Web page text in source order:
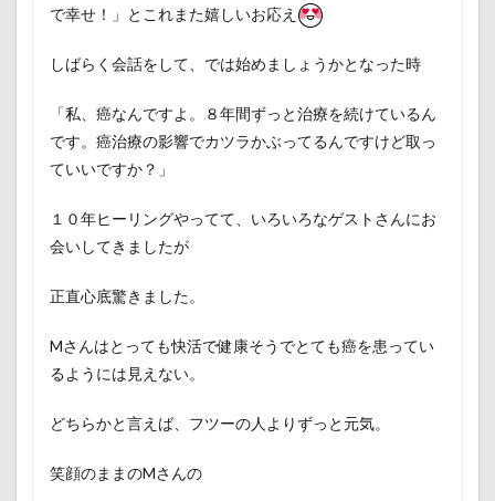
で幸せ！」とこれまた嬉しいお応え
しばらく会話をして、では始めましょうかとなった時
「私、癌なんですよ。８年間ずっと治療を続けているん
です。癌治療の影響でカツラかぶってるんですけど取っ
ていいですか？」
１０年ヒーリングやってて、いろいろなゲストさんにお
会いしてきましたが
正直心底驚きました。
Mさんはとっても快活で健康そうでとても癌を患ってい
るようには見えない。
どちらかと言えば、フツーの人よりずっと元気。
笑顔のままのMさんの